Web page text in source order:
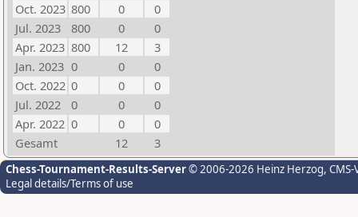
Oct. 2023 800 0
0
Jul. 2023
800 0
0
Apr. 2023 800 12
3
Jan. 2023 0 0
0
Oct. 2022 0 0
0
Jul. 2022
0 0
0
Apr. 2022 0 0
0
Gesamt
12 3
Chess-Tournament-Results-Server© 2006-2026 Heinz Herzog,
Legal details/Terms of use